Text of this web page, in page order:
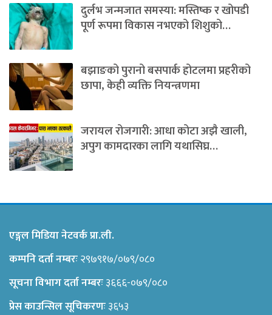
दुर्लभ जन्मजात समस्या: मस्तिष्क र खोपडी
पूर्ण रूपमा विकास नभएको शिशुको…
बझाङको पुरानो बसपार्क होटलमा प्रहरीको
छापा, केही व्यक्ति नियन्त्रणमा
जरायल रोजगारी: आधा कोटा अझै खाली,
अपुग कामदारका लागि यथासिघ्र…
एङ्गल मिडिया नेटवर्क प्रा.ली.
कम्पनि दर्ता नम्बरः२९७९१७/०७९/०८०
सूचना विभाग दर्ता नम्बरः३६६६-०७९/०८०
प्रेस काउन्सिल सूचिकरणः३६५३